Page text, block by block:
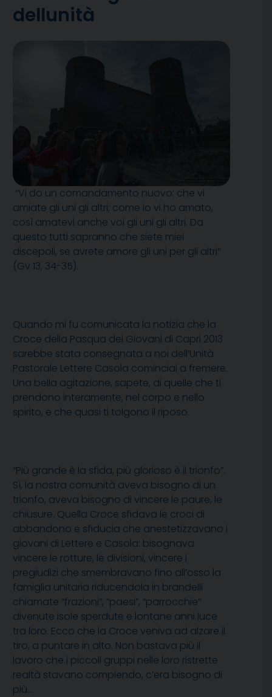
dellunità
“Vi do un comandamento nuovo: che vi
amiate gli uni gli altri; come io vi ho amato,
così amatevi anche voi gli uni gli altri. Da
questo tutti sapranno che siete miei
discepoli, se avrete amore gli uni per gli altri”
(Gv 13, 34-35).
Quando mi fu comunicata la notizia che la
Croce della Pasqua dei Giovani di Capri 2013
sarebbe stata consegnata a noi dell’Unità
Pastorale Lettere Casola cominciai a fremere.
Una bella agitazione, sapete, di quelle che ti
prendono interamente, nel corpo e nello
spirito, e che quasi ti tolgono il riposo.
“Più grande è la sfida, più glorioso è il trionfo”.
Sì, la nostra comunità aveva bisogno di un
trionfo, aveva bisogno di vincere le paure, le
chiusure. Quella Croce sfidava le croci di
abbandono e sfiducia che anestetizzavano i
giovani di Lettere e Casola: bisognava
vincere le rotture, le divisioni, vincere i
pregiudizi che smembravano fino all’osso la
famiglia unitaria riducendola in brandelli
chiamate “frazioni”, “paesi”, “parrocchie”
divenute isole sperdute e lontane anni luce
tra loro. Ecco che la Croce veniva ad alzare il
tiro, a puntare in alto. Non bastava più il
lavoro che i piccoli gruppi nelle loro ristrette
realtà stavano compiendo, c’era bisogno di
più…